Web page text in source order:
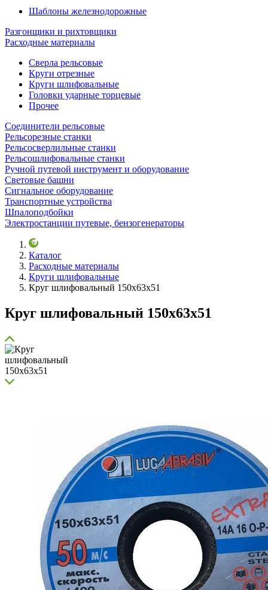
Шаблоны железнодорожные
Разгонщики и рихтовщики
Расходные материалы
Сверла рельсовые
Круги отрезные
Круги шлифовальные
Головки ударные торцевые
Прочее
Соединители рельсовые
Рельсорезные станки
Рельсосверлильные станки
Рельсошлифовальные станки
Ручной путевой инструмент и оборудование
Световые башни
Сигнальное оборудование
Транспортные устройства
Шпалоподбойки
Электростанции путевые, бензогенераторы
Каталог
Расходные материалы
Круги шлифовальные
Круг шлифовальный 150х63х51
Круг шлифовальный 150х63х51